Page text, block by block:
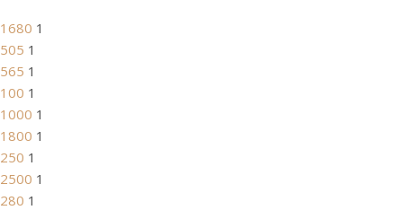
1680 1
505 1
565 1
100 1
1000 1
1800 1
250 1
2500 1
280 1